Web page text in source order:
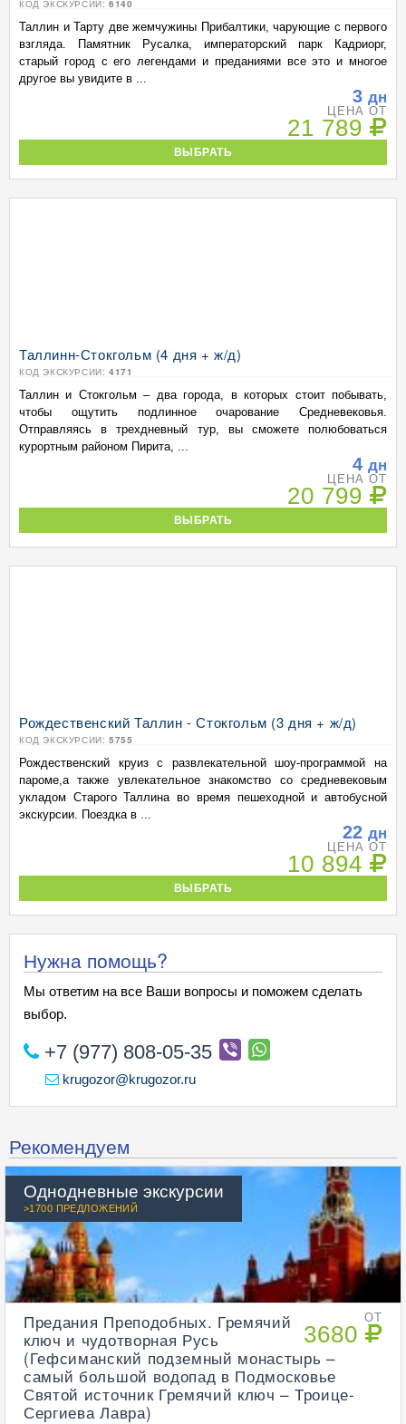
КОД ЭКСКУРСИИ: 6140
Таллин и Тарту две жемчужины Прибалтики, чарующие с первого
взгляда. Памятник Русалка, императорский парк Кадриорг,
старый город с его легендами и преданиями все это и многое
другое вы увидите в ...
3 дн
ЦЕНА ОТ
21 789
ВЫБРАТЬ
Таллинн-Стокгольм (4 дня + ж/д)
КОД ЭКСКУРСИИ: 4171
Таллин и Стокгольм – два города, в которых стоит побывать,
чтобы ощутить подлинное очарование Средневековья.
Отправляясь в трехдневный тур, вы сможете полюбоваться
курортным районом Пирита, ...
4 дн
ЦЕНА ОТ
20 799
ВЫБРАТЬ
Рождественский Таллин - Стокгольм (3 дня + ж/д)
КОД ЭКСКУРСИИ: 5755
Рождественский круиз с развлекательной шоу-программой на
пароме,а также увлекательное знакомство со средневековым
укладом Старого Таллина во время пешеходной и автобусной
экскурсии. Поездка в ...
22 дн
ЦЕНА ОТ
10 894
ВЫБРАТЬ
Нужна помощь?
Мы ответим на все Ваши вопросы и поможем сделать
выбор.
+7 (977) 808-05-35
krugozor@krugozor.ru
Рекомендуем
Однодневные экскурсии
>1700 ПРЕДЛОЖЕНИЙ
ОТ
3680
Предания Преподобных. Гремячий
ключ и чудотворная Русь
(Гефсиманский подземный монастырь –
самый большой водопад в Подмосковье
Святой источник Гремячий ключ – Троице-
Сергиева Лавра)